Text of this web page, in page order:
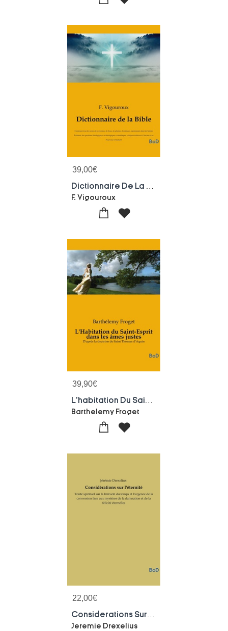
39,00€
F. Vigouroux
39,90€
Barthelemy Froget
22,00€
Jeremie Drexelius